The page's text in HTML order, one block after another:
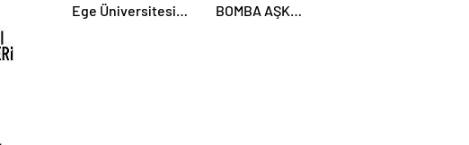
Ege Üniversitesi
BOMBA AŞK